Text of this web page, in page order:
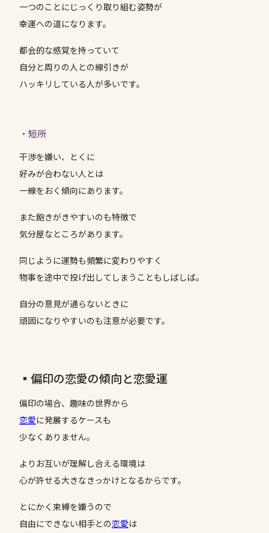
一つのことにじっくり取り組む姿勢が
幸運への道になります。
都会的な感覚を持っていて
自分と周りの人との線引きが
ハッキリしている人が多いです。
・短所
干渉を嫌い、とくに
好みが合わない人とは
一線をおく傾向にあります。
また飽きがきやすいのも特徴で
気分屋なところがあります。
同じように運勢も頻繁に変わりやすく
物事を途中で投げ出してしまうこともしばしば。
自分の意見が通らないときに
頑固になりやすいのも注意が必要です。
▪️偏印の恋愛の傾向と恋愛運
偏印の場合、趣味の世界から
恋愛に発展するケースも
少なくありません。
よりお互いが理解し合える環境は
心が許せる大きなきっかけとなるからです。
とにかく束縛を嫌うので
自由にできない相手との恋愛は